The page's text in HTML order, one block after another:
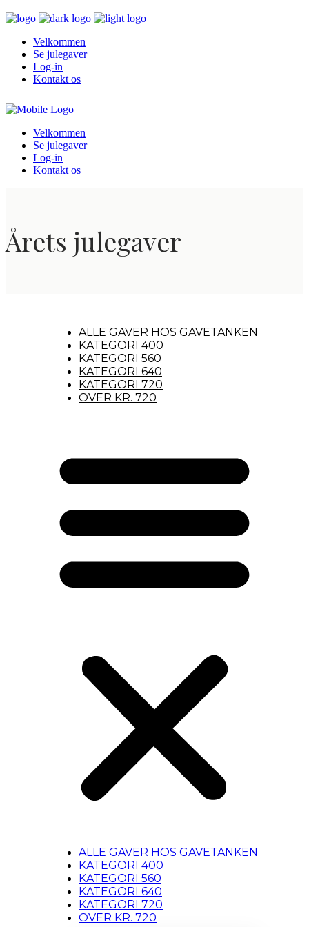
Velkommen
Se julegaver
Log-in
Kontakt os
Velkommen
Se julegaver
Log-in
Kontakt os
Årets julegaver
ALLE GAVER HOS GAVETANKEN
KATEGORI 400
KATEGORI 560
KATEGORI 640
KATEGORI 720
OVER KR. 720
ALLE GAVER HOS GAVETANKEN
KATEGORI 400
KATEGORI 560
KATEGORI 640
KATEGORI 720
OVER KR. 720